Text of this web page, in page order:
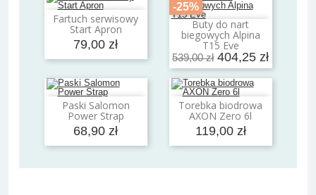
Fartuch serwisowy
Start Apron
79,00 zł
Dodaj do koszyka
-25%
Buty do nart
biegowych Alpina
T15 Eve
539,00 zł 404,25 zł
Dodaj do koszyka
Paski Salomon
Power Strap
68,90 zł
Dodaj do koszyka Torebka biodrowa
AXON Zero 6l
119,00 zł
Dodaj do koszyka